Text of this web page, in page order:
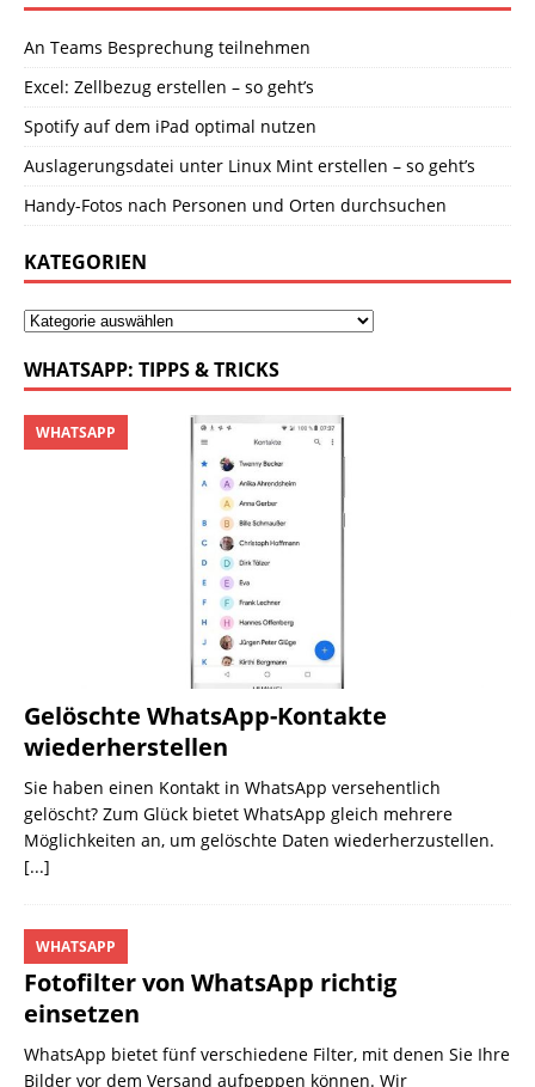
An Teams Besprechung teilnehmen
Excel: Zellbezug erstellen – so geht’s
Spotify auf dem iPad optimal nutzen
Auslagerungsdatei unter Linux Mint erstellen – so geht’s
Handy-Fotos nach Personen und Orten durchsuchen
KATEGORIEN
WHATSAPP: TIPPS & TRICKS
Gelöschte WhatsApp-Kontakte
wiederherstellen
WHATSAPP
Sie haben einen Kontakt in WhatsApp versehentlich
gelöscht? Zum Glück bietet WhatsApp gleich mehrere
Möglichkeiten an, um gelöschte Daten wiederherzustellen.
[...]
Fotofilter von WhatsApp richtig
einsetzen
WHATSAPP
WhatsApp bietet fünf verschiedene Filter, mit denen Sie Ihre
Bilder vor dem Versand aufpeppen können. Wir